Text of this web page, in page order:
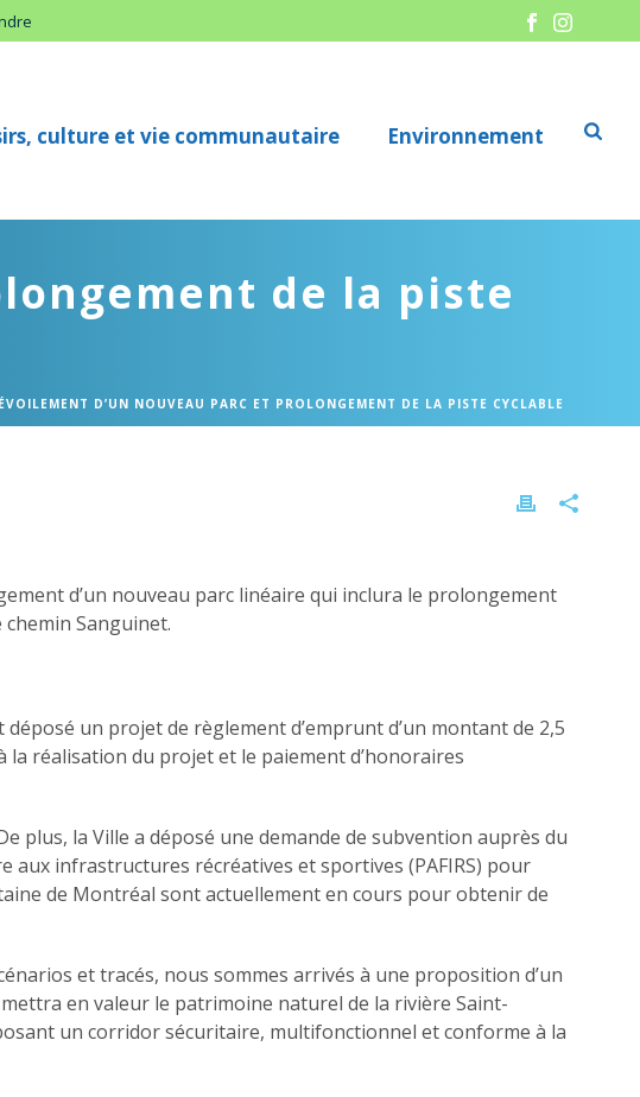
culture et vie communautaire Environnement
de la piste
D’UN NOUVEAU PARC ET PROLONGEMENT DE LA PISTE CYCLABLE
d’un nouveau parc linéaire qui inclura le prolongement
Sanguinet.
un projet de règlement d’emprunt d’un montant de 2,5
la réalisation du projet et le paiement d’honoraires
plus, la Ville a déposé une demande de subvention auprès du
aux infrastructures récréatives et sportives (PAFIRS) pour
de Montréal sont actuellement en cours pour obtenir de
et tracés, nous sommes arrivés à une proposition d’un
en valeur le patrimoine naturel de la rivière Saint-
un corridor sécuritaire, multifonctionnel et conforme à la